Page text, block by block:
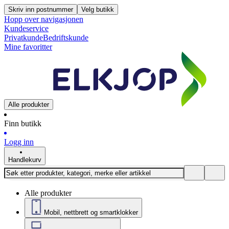
Skriv inn postnummer Velg butikk
Hopp over navigasjonen
Kundeservice
PrivatkundeBedriftskunde
Mine favoritter
Alle produkter
Finn butikk
Logg inn
Handlekurv
Alle produkter
Mobil, nettbrett og smartklokker